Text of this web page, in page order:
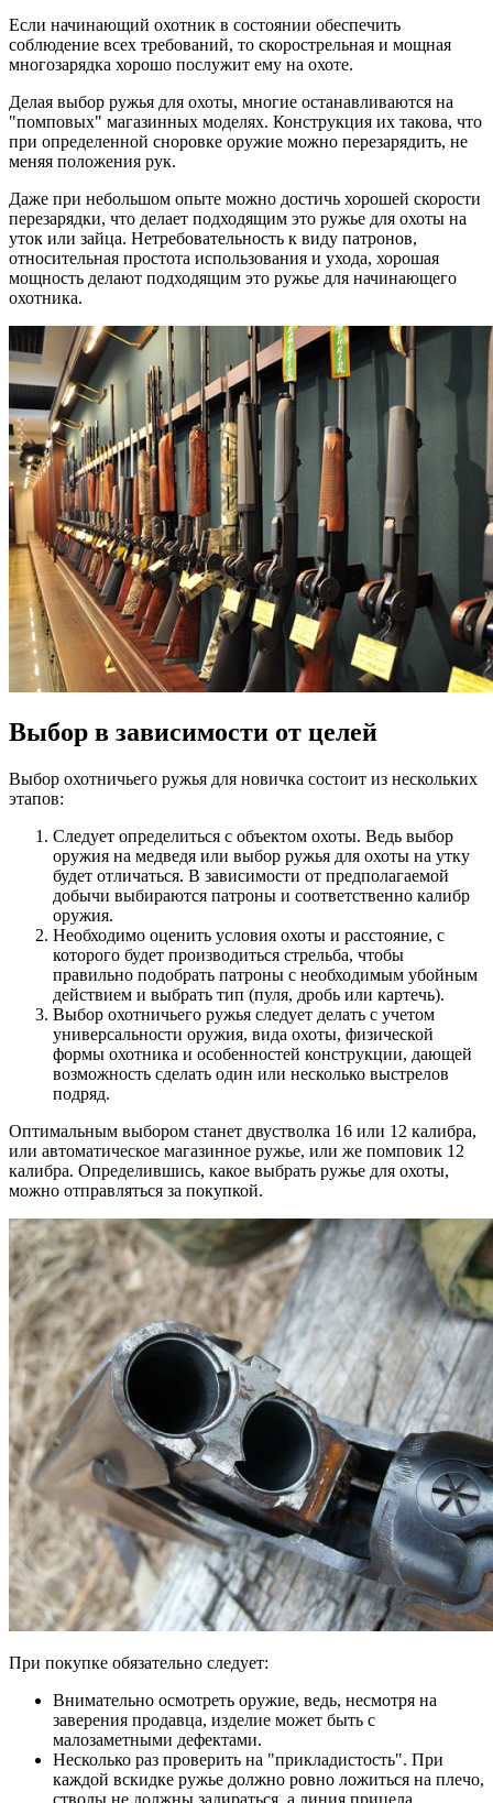
Если начинающий охотник в состоянии обеспечить
соблюдение всех требований, то скорострельная и мощная
многозарядка хорошо послужит ему на охоте.
Делая выбор ружья для охоты, многие останавливаются на
"помповых" магазинных моделях. Конструкция их такова, что
при определенной сноровке оружие можно перезарядить, не
меняя положения рук.
Даже при небольшом опыте можно достичь хорошей скорости
перезарядки, что делает подходящим это ружье для охоты на
уток или зайца. Нетребовательность к виду патронов,
относительная простота использования и ухода, хорошая
мощность делают подходящим это ружье для начинающего
охотника.
Выбор в зависимости от целей
Выбор охотничьего ружья для новичка состоит из нескольких
этапов:
Следует определиться с объектом охоты. Ведь выбор
оружия на медведя или выбор ружья для охоты на утку
будет отличаться. В зависимости от предполагаемой
добычи выбираются патроны и соответственно калибр
оружия.
Необходимо оценить условия охоты и расстояние, с
которого будет производиться стрельба, чтобы
правильно подобрать патроны с необходимым убойным
действием и выбрать тип (пуля, дробь или картечь).
Выбор охотничьего ружья следует делать с учетом
универсальности оружия, вида охоты, физической
формы охотника и особенностей конструкции, дающей
возможность сделать один или несколько выстрелов
подряд.
Оптимальным выбором станет двустволка 16 или 12 калибра,
или автоматическое магазинное ружье, или же помповик 12
калибра. Определившись, какое выбрать ружье для охоты,
можно отправляться за покупкой.
При покупке обязательно следует:
Внимательно осмотреть оружие, ведь, несмотря на
заверения продавца, изделие может быть с
малозаметными дефектами.
Несколько раз проверить на "прикладистость". При
каждой вскидке ружье должно ровно ложиться на плечо,